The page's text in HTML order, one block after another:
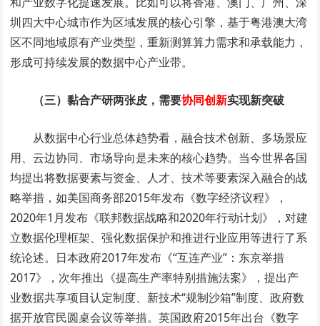
圳四大中心城市作为区域发展的核心引擎，基于粤港澳大湾
区不同地域原有产业类型，重新测算算力需求和承载能力，
形成可持续发展的数据中心产业带。
（三）黏合产研两张皮，需要协同创新实现新突破
从数据中心行业总体趋势看，融合技术创新、多场景应
用、云边协同、市场导向是未来的核心趋势。当今世界各国
均提出将数据要素与资金、人才、技术等要素深入融合的战
略举措，如美国商务部2015年发布《数字经济议程》，
2020年1月发布《联邦数据战略和2020年行动计划》，对建
立数据伦理框架、强化数据保护和推进行业应用等进行了系
统论述。日本政府2017年发布《“互连产业”：东京举措
2017》，次年推出《提高生产率特别措施法案》，提出产
业数据共享项目认定制度、新技术“规制沙箱”制度、政府数
据开放官民圆桌会议等举措。英国政府2015年出台《数字